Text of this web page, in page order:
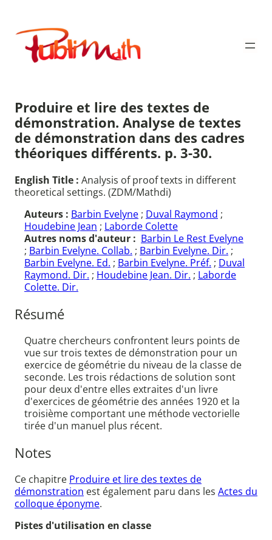
contenu
Publimath
Produire et lire des textes de
démonstration. Analyse de textes
de démonstration dans des cadres
théoriques différents. p. 3-30.
English Title : Analysis of proof texts in different
theoretical settings. (ZDM/Mathdi)
Auteurs : Barbin Evelyne ; Duval Raymond ;
Houdebine Jean ; Laborde Colette
Autres noms d'auteur : Barbin Le Rest Evelyne
; Barbin Evelyne. Collab. ; Barbin Evelyne. Dir. ;
Barbin Evelyne. Ed. ; Barbin Evelyne. Préf. ; Duval
Raymond. Dir. ; Houdebine Jean. Dir. ; Laborde
Colette. Dir.
Résumé
Quatre chercheurs confrontent leurs points de
vue sur trois textes de démonstration pour un
exercice de géométrie du niveau de la classe de
seconde. Les trois rédactions de solution sont
pour deux d'entre elles extraites d'un livre
d'exercices de géométrie des années 1920 et la
troisième comportant une méthode vectorielle
tirée d'un manuel plus récent.
Notes
Ce chapitre Produire et lire des textes de
démonstration est également paru dans les Actes du
colloque éponyme.
Pistes d'utilisation en classe